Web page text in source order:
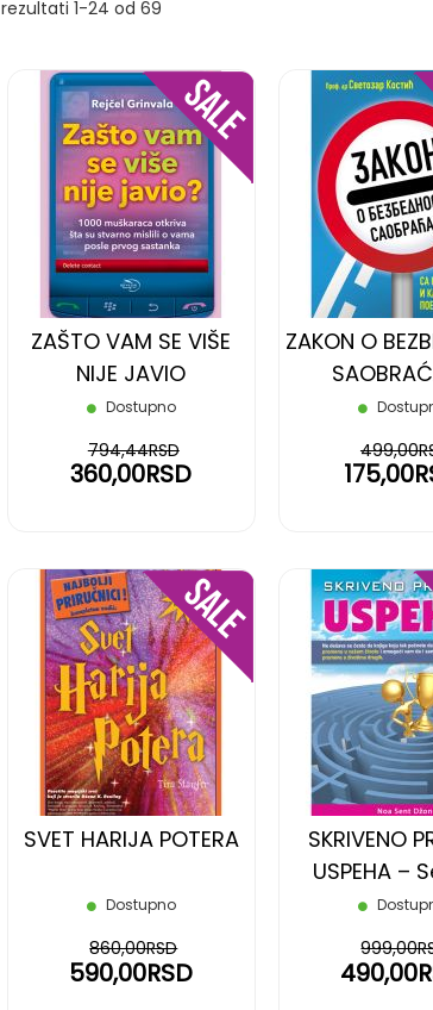
rezultati 1-24 od 69
ZAŠTO VAM SE VIŠE
NIJE JAVIO
Dostupno
360,00RSD
794,44RSD
DODAJ
NA
ZAKON O
SVET HARIJA POTERA
Dostupno
590,00RSD
860,00RSD
DODAJ
NA
SKRIVENO
USPEHA –
skrivenih
blagostanja